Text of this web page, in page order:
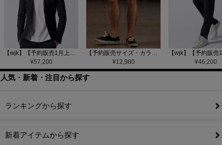
【wjk】【予約販売1月上旬～中旬入荷】function knit jacket(jacquard check) ニットジャケット(207 mw08j)
¥57,200
【予約販売サイズ・カラーにより納期異なる】【CAMBIO(カンビオ)】Gobelin Short Pants ショートパンツ(CAM25SS-002)
¥12,980 ¥46,200
人気・新着・注目から探す
ランキングから探す
新着アイテムから探す